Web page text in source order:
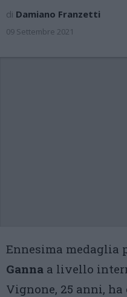
di Damiano Franzetti
09 Settembre 2021
Ennesima medaglia
Ganna a livello
Vignone, 25 anni,